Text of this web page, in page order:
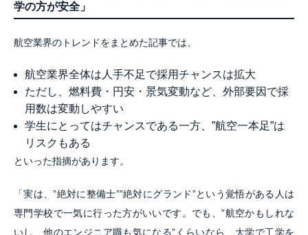
学の方が安全」
航空業界のトレンドをまとめた記事では、
航空業界全体は人手不足で採用チャンスは拡大
ただし、燃料費・円安・景気変動など、外部要因で採
用数は変動しやすい
学生にとってはチャンスである一方、”航空一本足”は
リスクもある
といった指摘があります。
「実は、”絶対に整備士””絶対にグランド”という覚悟がある人は
専門学校で一気に行った方がいいです。でも、”航空かもしれな
いし、他のエンジニア職も気になる”くらいなら、大学で工学を